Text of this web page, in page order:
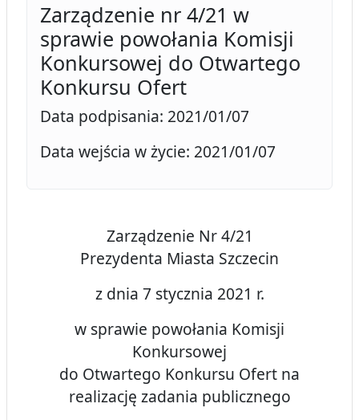
Zarządzenie nr 4/21 w
sprawie powołania Komisji
Konkursowej do Otwartego
Konkursu Ofert
Data podpisania: 2021/01/07
Data wejścia w życie: 2021/01/07
Zarządzenie Nr 4/21
Prezydenta Miasta Szczecin
z dnia 7 stycznia 2021 r.
w sprawie powołania Komisji
Konkursowej
do Otwartego Konkursu Ofert na
realizację zadania publicznego